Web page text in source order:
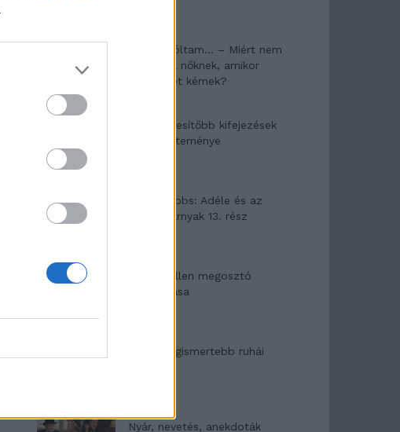
Pedig szóltam… – Miért nem
hiszünk a nőknek, amikor
segítséget kérnek?
A legidegesítőbb kifejezések
laza gyűjteménye
Elyna Robbs: Adéle és az
örökölt árnyak 13. rész
Woody Allen megosztó
zsenialitása
A világ legismertebb ruhái
Nyár, nevetés, anekdoták